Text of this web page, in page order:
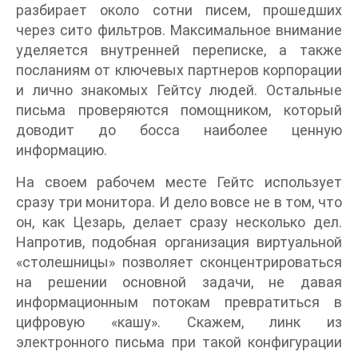
разбирает около сотни писем, прошедших
через сито фильтров. Максимальное внимание
уделяется внутренней переписке, а также
посланиям от ключевых партнеров корпорации
и лично знакомых Гейтсу людей. Остальные
письма проверяются помощником, который
доводит до босса наиболее ценную
информацию.
На своем рабочем месте Гейтс использует
сразу три монитора. И дело вовсе не в том, что
он, как Цезарь, делает сразу несколько дел.
Напротив, подобная организация виртуальной
«столешницы» позволяет сконцентрироваться
на решении основной задачи, не давая
информационным потокам превратиться в
цифровую «кашу». Скажем, линк из
электронного письма при такой конфигурации